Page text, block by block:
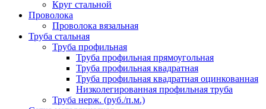
Круг стальной
Проволока
Проволока вязальная
Труба стальная
Труба профильная
Труба профильная прямоугольная
Труба профильная квадратная
Труба профильная квадратная оцинкованная
Низколегированная профильная труба
Труба нерж. (руб./п.м.)